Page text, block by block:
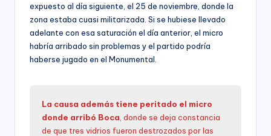
expuesto al día siguiente, el 25 de noviembre, donde la
zona estaba cuasi militarizada. Si se hubiese llevado
adelante con esa saturación el día anterior, el micro
habría arribado sin problemas y el partido podría
haberse jugado en el Monumental.
La causa además tiene peritado el micro
donde arribó Boca , donde se deja constancia
de que tres vidrios fueron destrozados por las